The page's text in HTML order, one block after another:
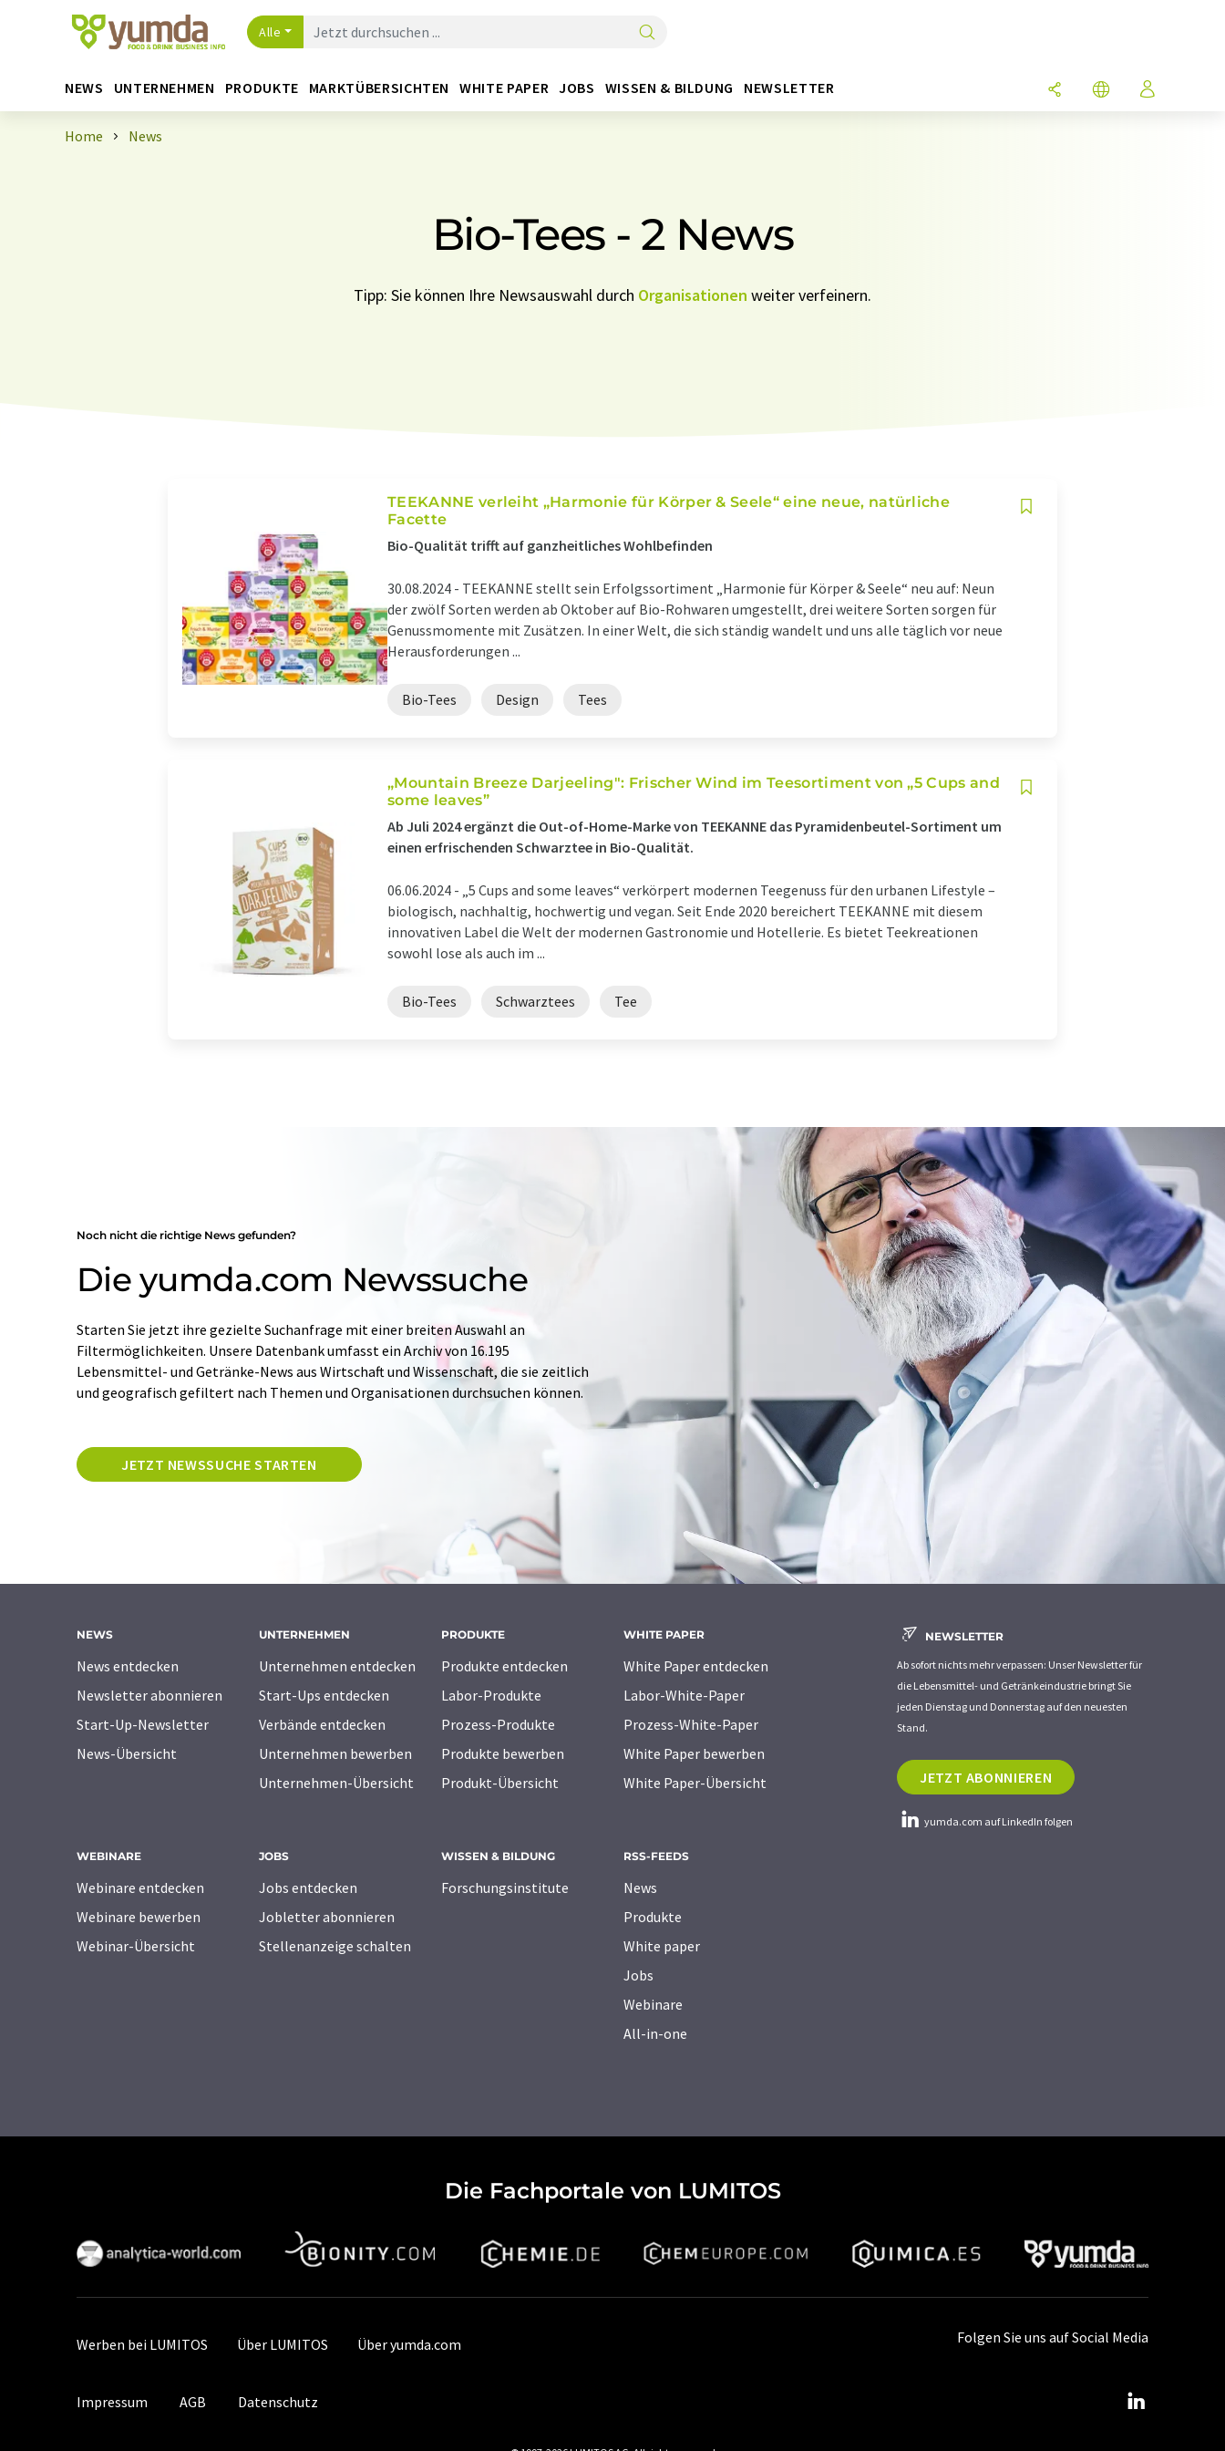
Alle
NEWS UNTERNEHMEN PRODUKTE MARKTÜBERSICHTEN WHITE PAPER JOBS WISSEN & BILDUNG NEWSLETTER
Home News
Bio-Tees - 2 News
Tipp: Sie können Ihre Newsauswahl durch Organisationen weiter verfeinern.
TEEKANNE verleiht „Harmonie für Körper & Seele“ eine neue, natürliche
Facette
Bio-Qualität trifft auf ganzheitliches Wohlbefinden
30.08.2024 - TEEKANNE stellt sein Erfolgssortiment „Harmonie für Körper & Seele“ neu auf: Neun
der zwölf Sorten werden ab Oktober auf Bio-Rohwaren umgestellt, drei weitere Sorten sorgen für
Genussmomente mit Zusätzen. In einer Welt, die sich ständig wandelt und uns alle täglich vor neue
Herausforderungen ...
Bio-Tees Design Tees
„Mountain Breeze Darjeeling": Frischer Wind im Teesortiment von „5 Cups and
some leaves”
Ab Juli 2024 ergänzt die Out-of-Home-Marke von TEEKANNE das Pyramidenbeutel-Sortiment um
einen erfrischenden Schwarztee in Bio-Qualität.
06.06.2024 - „5 Cups and some leaves“ verkörpert modernen Teegenuss für den urbanen Lifestyle –
biologisch, nachhaltig, hochwertig und vegan. Seit Ende 2020 bereichert TEEKANNE mit diesem
innovativen Label die Welt der modernen Gastronomie und Hotellerie. Es bietet Teekreationen
sowohl lose als auch im ...
Bio-Tees Schwarztees Tee
Noch nicht die richtige News gefunden?
Die yumda.com Newssuche
Starten Sie jetzt ihre gezielte Suchanfrage mit einer breiten Auswahl an
Filtermöglichkeiten. Unsere Datenbank umfasst ein Archiv von 16.195
Lebensmittel- und Getränke-News aus Wirtschaft und Wissenschaft, die sie zeitlich
und geografisch gefiltert nach Themen und Organisationen durchsuchen können.
JETZT NEWSSUCHE STARTEN
NEWS
News entdecken
Newsletter abonnieren
Start-Up-Newsletter
News-Übersicht
UNTERNEHMEN
Unternehmen entdecken
Start-Ups entdecken
Verbände entdecken
Unternehmen bewerben
Unternehmen-Übersicht
PRODUKTE
Produkte entdecken
Labor-Produkte
Prozess-Produkte
Produkte bewerben
Produkt-Übersicht
WHITE PAPER
White Paper entdecken
Labor-White-Paper
Prozess-White-Paper
White Paper bewerben
White Paper-Übersicht
WEBINARE
Webinare entdecken
Webinare bewerben
Webinar-Übersicht
JOBS
Jobs entdecken
Jobletter abonnieren
Stellenanzeige schalten
WISSEN & BILDUNG
Forschungsinstitute
RSS-FEEDS
News
Produkte
White paper
Jobs
Webinare
All-in-one
NEWSLETTER
Ab sofort nichts mehr verpassen: Unser Newsletter für
die Lebensmittel- und Getränkeindustrie bringt Sie
jeden Dienstag und Donnerstag auf den neuesten
Stand.
JETZT ABONNIEREN
yumda.com auf LinkedIn folgen
Die Fachportale von LUMITOS
Werben bei LUMITOS Über LUMITOS Über yumda.com
Impressum AGB Datenschutz
Folgen Sie uns auf Social Media